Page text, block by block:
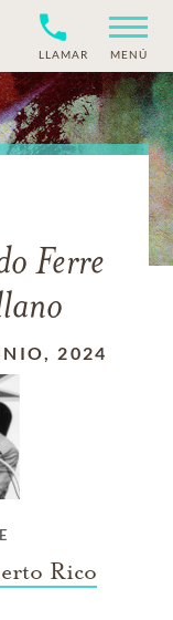
LLAMAR MENÚ
Ferre
2024
Rico